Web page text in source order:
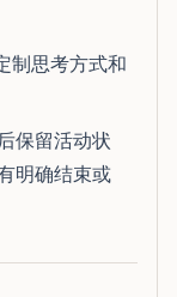
制思考方式和
保留活动状
明确结束或